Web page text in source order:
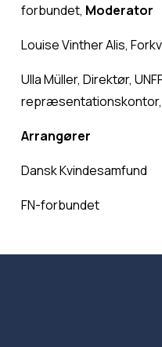
forbundet, Moderator
Louise Vinther Alis,
Ulla Müller, Direktør,
repræsentationskontor,
Arrangører
Dansk Kvindesamfund
FN-forbundet